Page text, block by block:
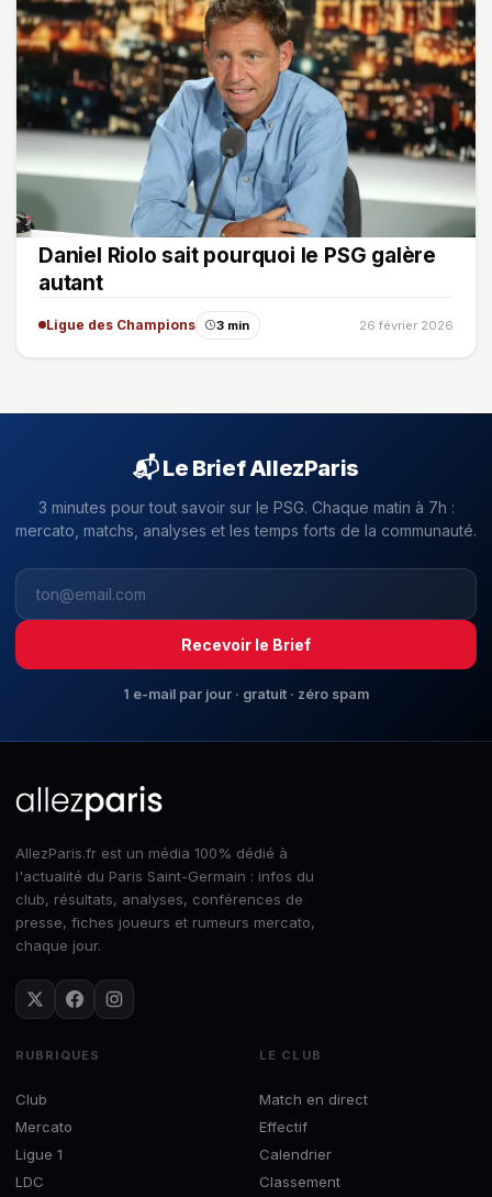
Daniel Riolo sait pourquoi le PSG galère
autant
Ligue des Champions 3 min 26 février 2026
📬 Le Brief AllezParis
3 minutes pour tout savoir sur le PSG. Chaque matin à 7h :
mercato, matchs, analyses et les temps forts de la communauté.
Recevoir le Brief
1 e-mail par jour · gratuit · zéro spam
AllezParis.fr est un média 100% dédié à
l'actualité du Paris Saint-Germain : infos du
club, résultats, analyses, conférences de
presse, fiches joueurs et rumeurs mercato,
chaque jour.
RUBRIQUES
Club
Mercato
Ligue 1
LDC
LE CLUB
Match en direct
Effectif
Calendrier
Classement